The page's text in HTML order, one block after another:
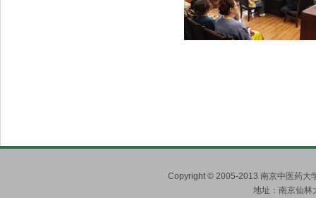
Copyright © 2005-2013 南京中医药大
地址：南京仙林